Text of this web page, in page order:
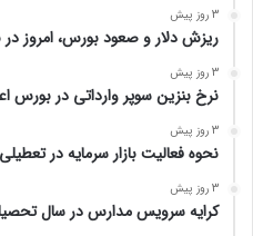
3 روز پیش
ریزش دلار و صعود بورس، امروز
3 روز پیش
نرخ بنزین سوپر وارداتی در بورس
3 روز پیش
نحوه فعالیت بازار سرمایه در تعطیلی ۳ روزه تهران
3 روز پیش
کرایه سرویس مدارس در سال تحصیلی جدید ۵۰ درصد